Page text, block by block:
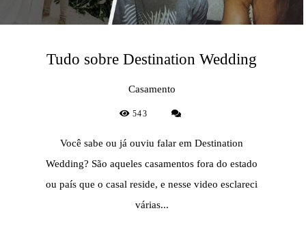
Tudo sobre Destination Wedding
Casamento
543
Você sabe ou já ouviu falar em Destination
Wedding? São aqueles casamentos fora do estado
ou país que o casal reside, e nesse video esclareci
várias...